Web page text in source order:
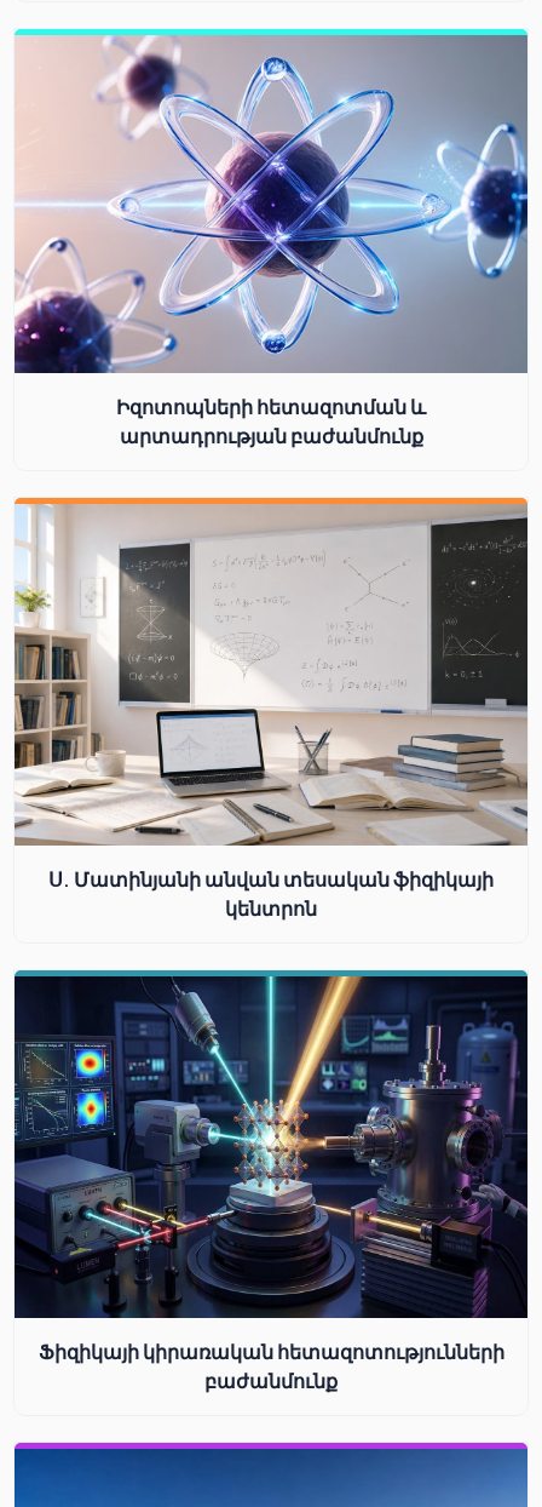
Իզոտոպների հետազոտման և
արտադրության բաժանմունք
Ս. Մատինյանի անվան տեսական ֆիզիկայի
կենտրոն
Ֆիզիկայի կիրառական հետազոտությունների
բաժանմունք